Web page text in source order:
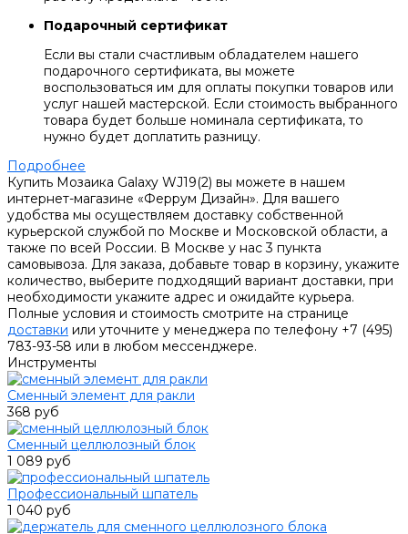
Подарочный сертификат
Если вы стали счастливым обладателем нашего
подарочного сертификата, вы можете
воспользоваться им для оплаты покупки товаров или
услуг нашей мастерской. Если стоимость выбранного
товара будет больше номинала сертификата, то
нужно будет доплатить разницу.
Подробнее
Купить Мозаика Galaxy WJ19(2) вы можете в нашем
интернет-магазине «Феррум Дизайн». Для вашего
удобства мы осуществляем доставку собственной
курьерской службой по Москве и Московской области, а
также по всей России. В Москве у нас 3 пункта
самовывоза. Для заказа, добавьте товар в корзину, укажите
количество, выберите подходящий вариант доставки, при
необходимости укажите адрес и ожидайте курьера.
Полные условия и стоимость смотрите на странице
доставки или уточните у менеджера по телефону +7 (495)
783-93-58 или в любом мессенджере.
Инструменты
Сменный элемент для ракли
368 руб
Сменный целлюлозный блок
1 089 руб
Профессиональный шпатель
1 040 руб